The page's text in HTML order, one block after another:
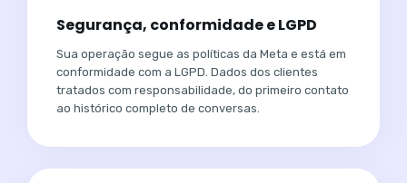
Segurança, conformidade e LGPD
Sua operação segue as políticas da Meta e está em
conformidade com a LGPD. Dados dos clientes
tratados com responsabilidade, do primeiro contato
ao histórico completo de conversas.